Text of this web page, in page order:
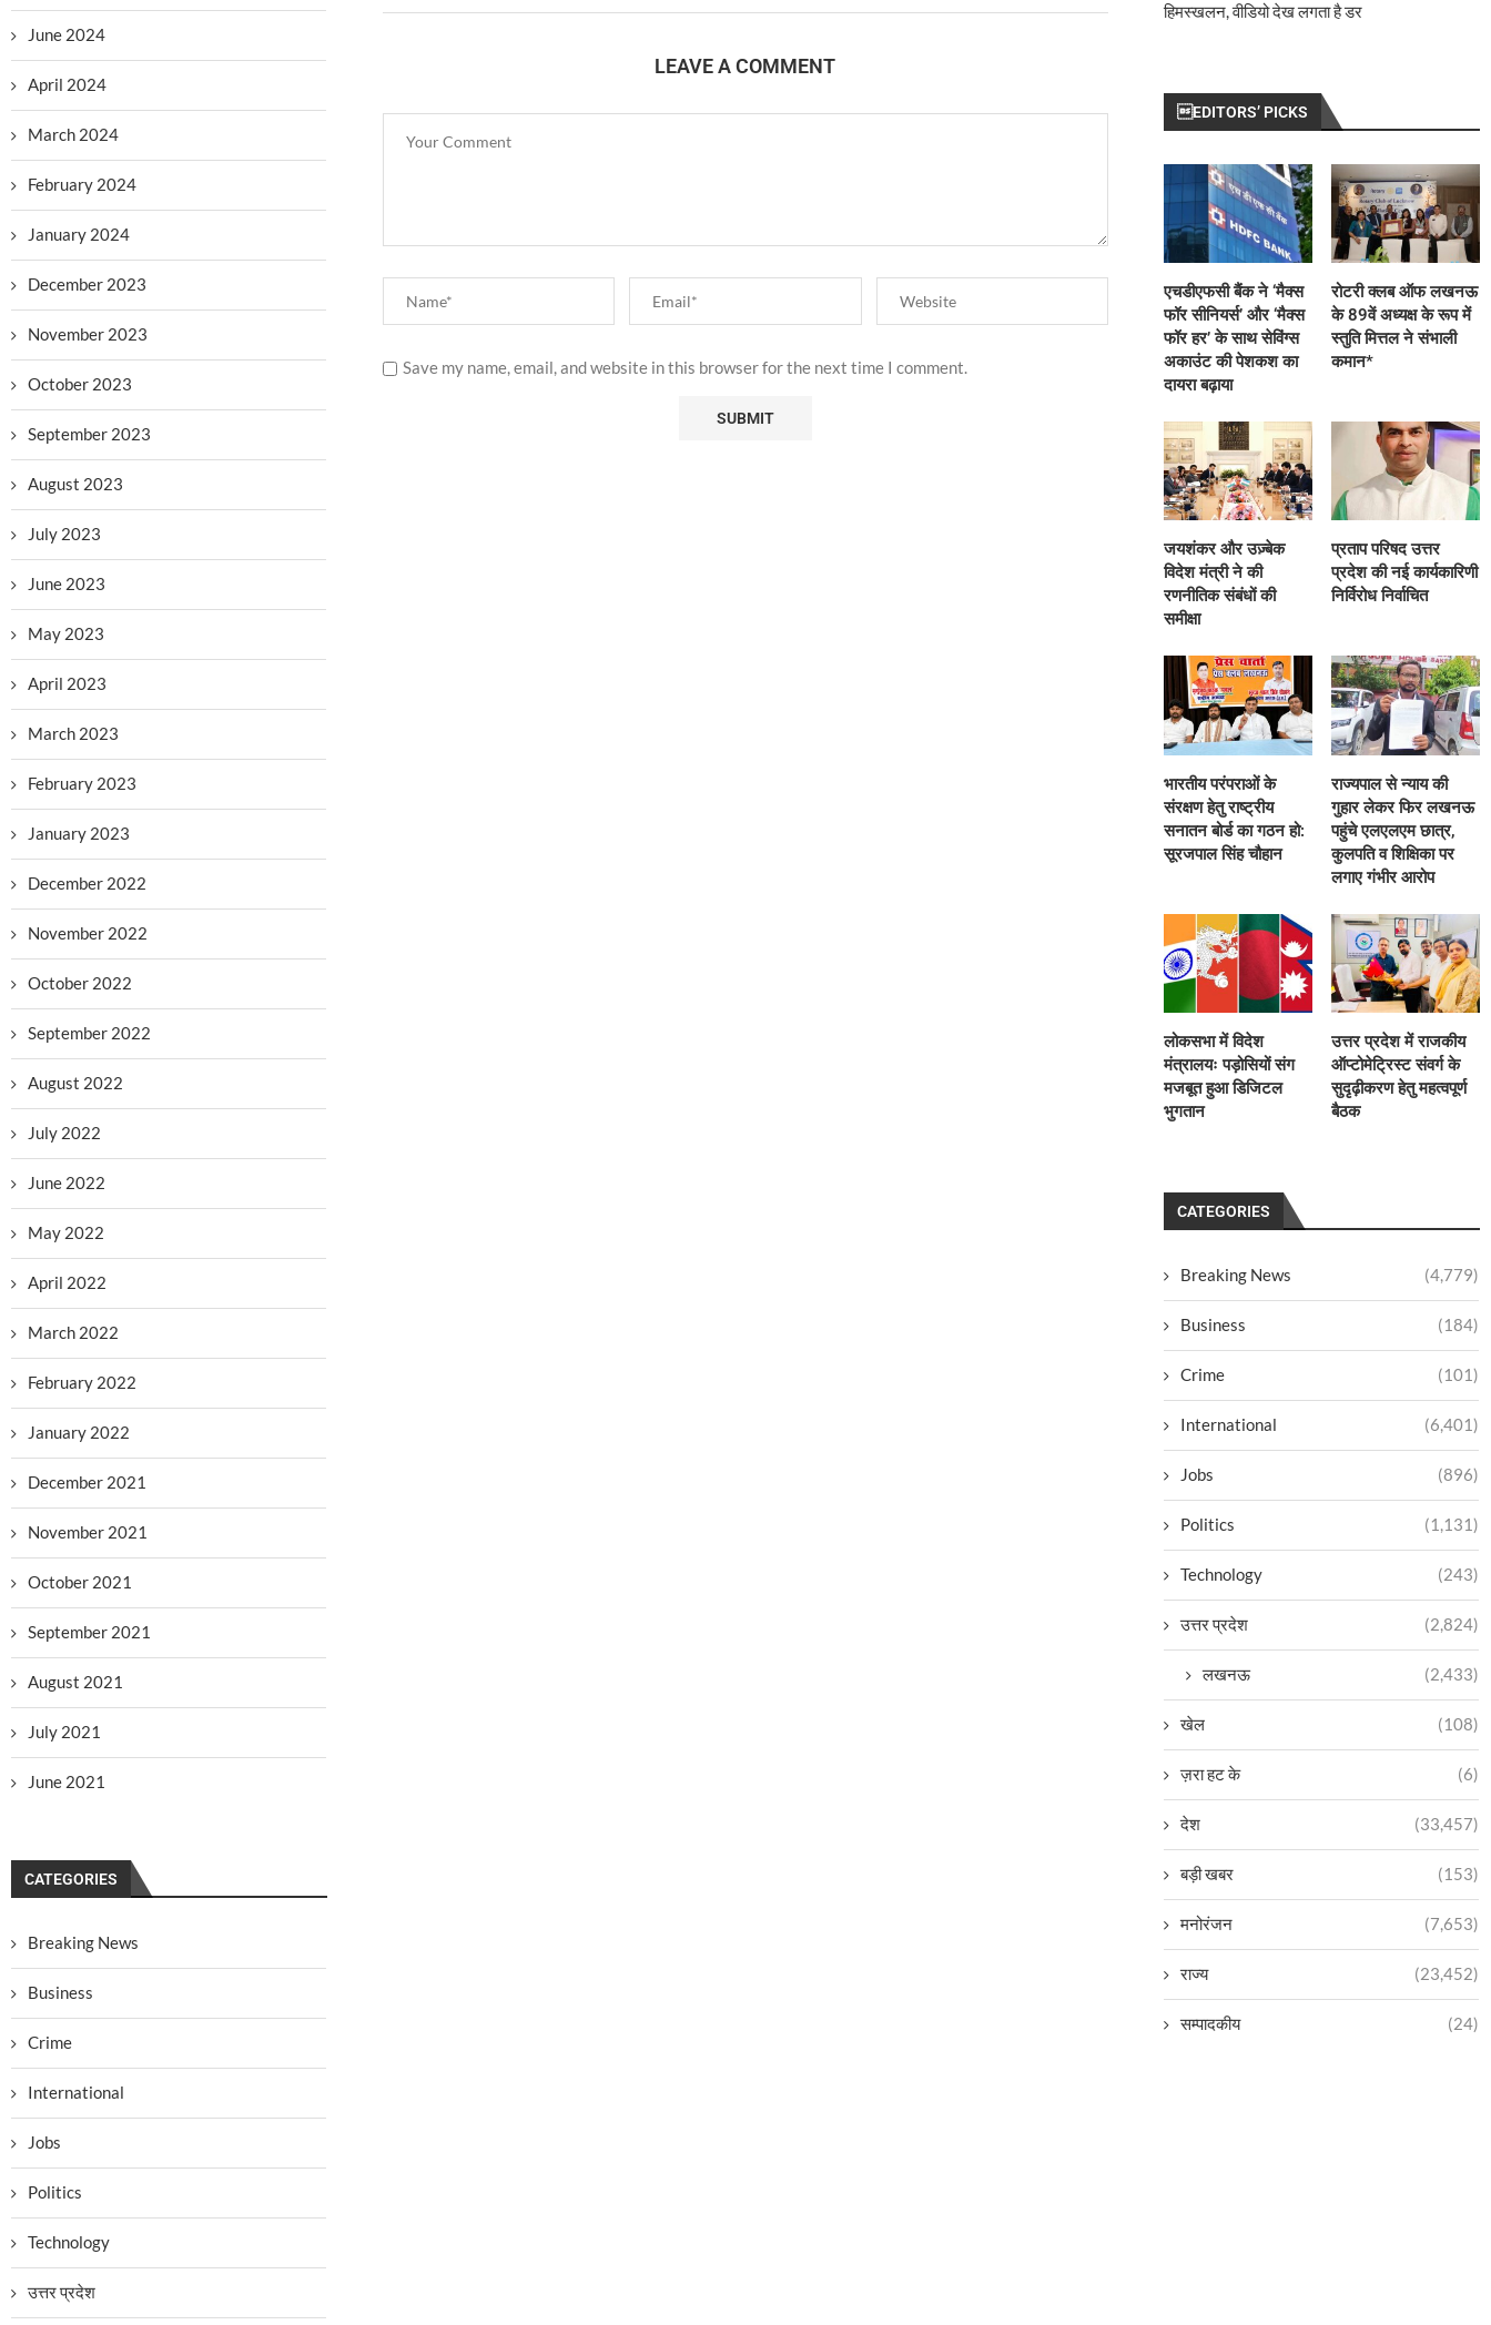
LEAVE A COMMENT
Save my name, email, and website in this browser for the next time I comment.
हिमस्खलन, वीडियो देख लगता है डर
EDITORS’ PICKS
एचडीएफसी बैंक ने ‘मैक्स
फॉर सीनियर्स’ और ‘मैक्स
फॉर हर’ के साथ सेविंग्स
अकाउंट की पेशकश का
दायरा बढ़ाया
रोटरी क्लब ऑफ लखनऊ
के 89वें अध्यक्ष के रूप में
स्तुति मित्तल ने संभाली
कमान*
जयशंकर और उज़्बेक
विदेश मंत्री ने की
रणनीतिक संबंधों की
समीक्षा
प्रताप परिषद उत्तर
प्रदेश की नई कार्यकारिणी
निर्विरोध निर्वाचित
भारतीय परंपराओं के
संरक्षण हेतु राष्ट्रीय
सनातन बोर्ड का गठन हो:
सूरजपाल सिंह चौहान
राज्यपाल से न्याय की
गुहार लेकर फिर लखनऊ
पहुंचे एलएलएम छात्र,
कुलपति व शिक्षिका पर
लगाए गंभीर आरोप
लोकसभा में विदेश
मंत्रालयः पड़ोसियों संग
मजबूत हुआ डिजिटल
भुगतान
उत्तर प्रदेश में राजकीय
ऑप्टोमेट्रिस्ट संवर्ग के
सुदृढ़ीकरण हेतु महत्वपूर्ण
बैठक
CATEGORIES
Breaking News (4,779)
Business (184)
Crime (101)
International (6,401)
Jobs (896)
Politics (1,131)
Technology (243)
उत्तर प्रदेश (2,824)
लखनऊ (2,433)
खेल (108)
ज़रा हट के (6)
देश (33,457)
बड़ी खबर (153)
मनोरंजन (7,653)
राज्य (23,452)
सम्पादकीय (24)
June 2024
April 2024
March 2024
February 2024
January 2024
December 2023
November 2023
October 2023
September 2023
August 2023
July 2023
June 2023
May 2023
April 2023
March 2023
February 2023
January 2023
December 2022
November 2022
October 2022
September 2022
August 2022
July 2022
June 2022
May 2022
April 2022
March 2022
February 2022
January 2022
December 2021
November 2021
October 2021
September 2021
August 2021
July 2021
June 2021
CATEGORIES
Breaking News
Business
Crime
International
Jobs
Politics
Technology
उत्तर प्रदेश